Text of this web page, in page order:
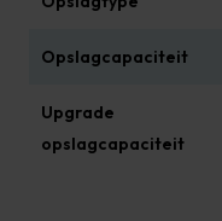
Opslagcapaciteit
Upgrade
opslagcapaciteit